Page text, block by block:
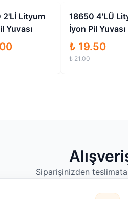
İndirimli
2'Lİ Lityum
Yuvası
18650 4'LÜ
İyon Pil Yuvası
₺ 19.50
₺ 21.00
Siparişinizden